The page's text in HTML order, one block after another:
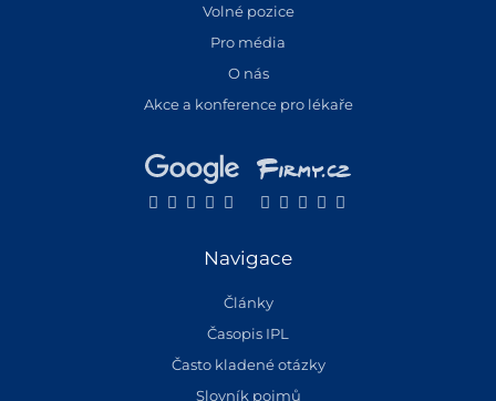
Volné pozice
Pro média
O nás
Akce a konference pro lékaře
Navigace
Články
Časopis IPL
Často kladené otázky
Slovník pojmů